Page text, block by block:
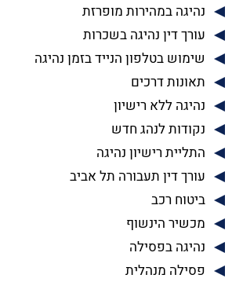
נהיגה במהירות מופרזת
עורך דין נהיגה בשכרות
שימוש בטלפון הנייד בזמן נהיגה
תאונות דרכים
נהיגה ללא רישיון
נקודות לנהג חדש
התליית רישיון נהיגה
עורך דין תעבורה תל אביב
ביטוח רכב
מכשיר הינשוף
נהיגה בפסילה
פסילה מנהלית